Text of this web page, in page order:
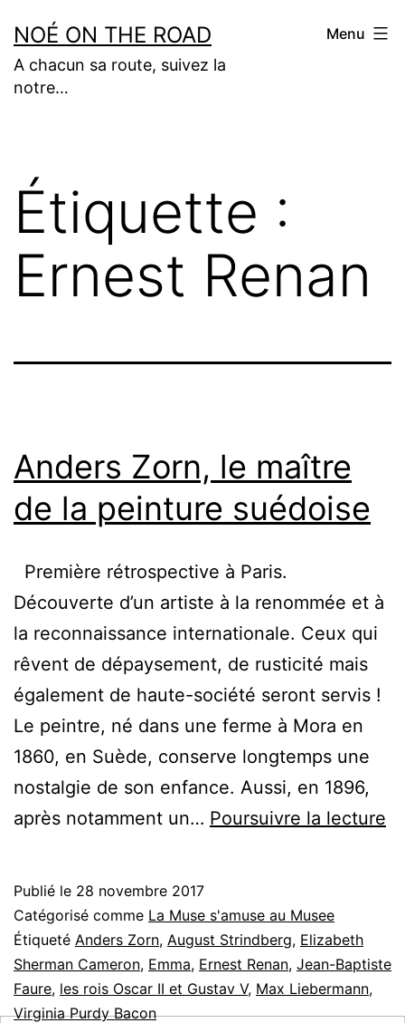
au
contenu
NOÉ ON THE ROAD
A chacun sa route, suivez la
notre…
Menu
Étiquette :
Ernest Renan
Anders Zorn, le maître
de la peinture suédoise
Première rétrospective à Paris.
Découverte d’un artiste à la renommée et à
la reconnaissance internationale. Ceux qui
rêvent de dépaysement, de rusticité mais
également de haute-société seront servis !
Le peintre, né dans une ferme à Mora en
1860, en Suède, conserve longtemps une
nostalgie de son enfance. Aussi, en 1896,
après notamment un… Poursuivre la lecture
la
Publié le 28 novembre 2017
Catégorisé comme La Muse s'amuse au Musee
Étiqueté Anders Zorn, August Strindberg, Elizabeth
Sherman Cameron, Emma, Ernest Renan, Jean-Baptiste
Faure, les rois Oscar II et Gustav V, Max Liebermann,
Virginia Purdy Bacon